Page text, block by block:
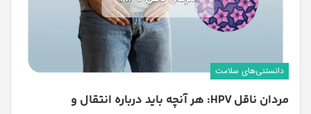
دانستنی‌های سلامت
مردان ناقل HPV: هر آنچه باید درباره انتقال و